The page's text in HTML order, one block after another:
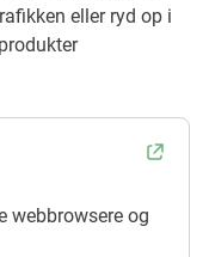
eller ryd op i
webbrowsere og